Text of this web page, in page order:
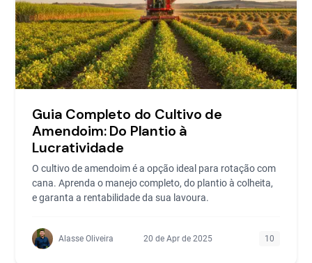
Guia Completo do Cultivo de
Amendoim: Do Plantio à
Lucratividade
O cultivo de amendoim é a opção ideal para rotação com
cana. Aprenda o manejo completo, do plantio à colheita,
e garanta a rentabilidade da sua lavoura.
Alasse Oliveira 20 de Apr de 2025 10